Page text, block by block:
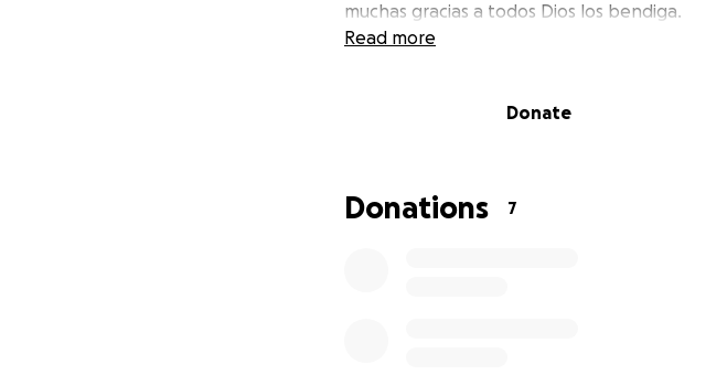
muchas gracias a todos Dios los bendiga.
Read more
Donate
Donations 7